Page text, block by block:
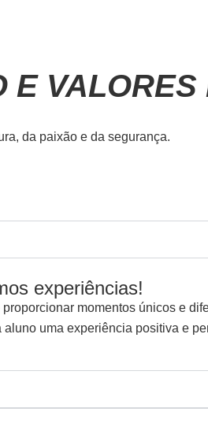
E VALORES
da paixão e da segurança.
experiências!
momentos únicos e
uma experiência positiva e